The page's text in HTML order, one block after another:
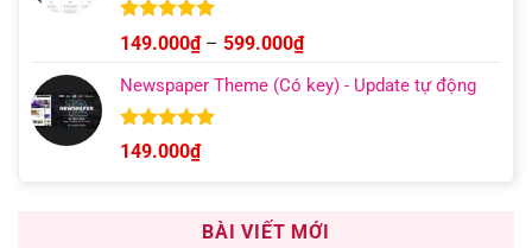
Được xếp
hạng5.00
5 sao
149.000₫ – 599.000₫Khoảng
từ
Newspaper Theme (Có key) - Update tự động
Được xếp
hạng 4.92
149.000₫
BÀI VIẾT MỚI